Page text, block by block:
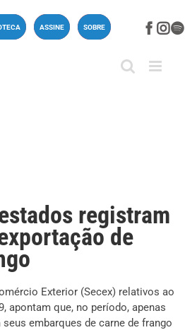
ASSINE SOBRE
registram
de
Exterior (Secex) relativos ao
apontam que, no período, apenas
embarques de carne de frango